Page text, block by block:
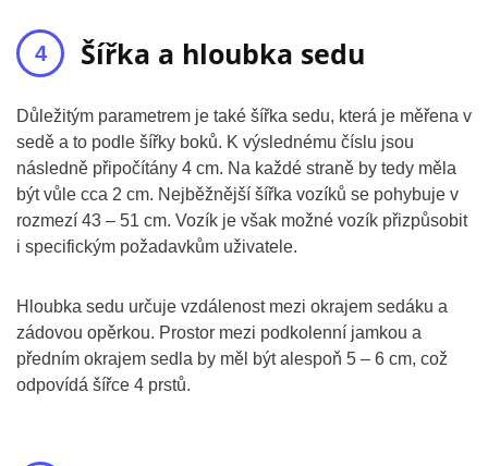
Šířka a hloubka sedu
Důležitým parametrem je také šířka sedu, která je měřena v
sedě a to podle šířky boků. K výslednému číslu jsou
následně připočítány 4 cm. Na každé straně by tedy měla
být vůle cca 2 cm. Nejběžnější šířka vozíků se pohybuje v
rozmezí 43 – 51 cm. Vozík je však možné vozík přizpůsobit
i specifickým požadavkům uživatele.
Hloubka sedu určuje vzdálenost mezi okrajem sedáku a
zádovou opěrkou. Prostor mezi podkolenní jamkou a
předním okrajem sedla by měl být alespoň 5 – 6 cm, což
odpovídá šířce 4 prstů.